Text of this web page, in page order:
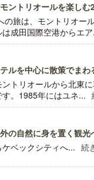
ントリオールを楽しむ
の旅は、モントリオー
成田国際空港からエ
ルを中心に散策でま
トリオールから北東
。1985年にはユネ...
の自然に身を置く観光
ベックシティへ... 続
ズニー